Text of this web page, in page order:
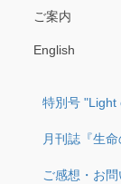
ご案内
English
特別号 "Light
月刊誌『生命
ご感想・お問